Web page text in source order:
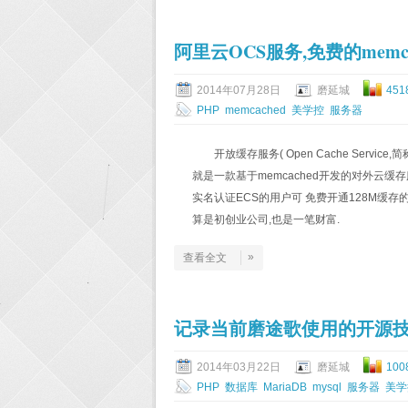
阿里云OCS服务,免费的
2014年07月28日 磨延城
PHP memcached 美学控 服务器
开放缓存服务( Open Cache Service,简
就是一款基于memcached开发的对外云缓
实名认证ECS的用户可 免费开通128M缓存
算是初创业公司,也是一笔财富.
查看全文 »
记录当前磨途歌使用的开源
2014年03月22日 磨延城
PHP 数据库 MariaDB mysql 服务器 美